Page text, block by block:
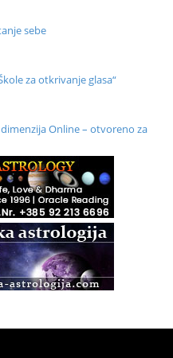
sebe
za otkrivanje glasa“
Online – otvoreno za
i Online
pranom (Basic Pranic